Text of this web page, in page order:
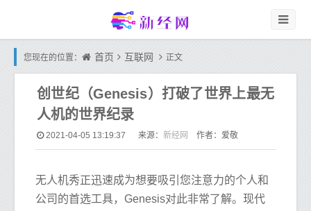
您现在的位置： 首页 互联网 正文
创世纪（Genesis）打破了世界上最无
人机的世界纪录
2021-04-05 13:19:37 来源： 新经网 作者：爱敬
无人机秀正迅速成为想要吸引您注意力的个人和
公司的首选工具，Genesis对此非常了解。现代